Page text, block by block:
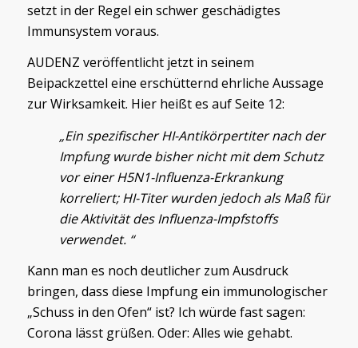
setzt in der Regel ein schwer geschädigtes
Immunsystem voraus.
AUDENZ veröffentlicht jetzt in seinem
Beipackzettel eine erschütternd ehrliche Aussage
zur Wirksamkeit. Hier heißt es auf Seite 12:
„Ein spezifischer HI-Antikörpertiter nach der
Impfung wurde bisher nicht mit dem Schutz
vor einer H5N1-Influenza-Erkrankung
korreliert; HI-Titer wurden jedoch als Maß für
die Aktivität des Influenza-Impfstoffs
verwendet. “
Kann man es noch deutlicher zum Ausdruck
bringen, dass diese Impfung ein immunologischer
„Schuss in den Ofen“ ist? Ich würde fast sagen:
Corona lässt grüßen. Oder: Alles wie gehabt.